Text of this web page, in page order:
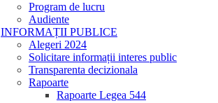
Program de lucru
Audiente
INFORMAȚII PUBLICE
Alegeri 2024
Solicitare informații interes public
Transparenta decizionala
Rapoarte
Rapoarte Legea 544